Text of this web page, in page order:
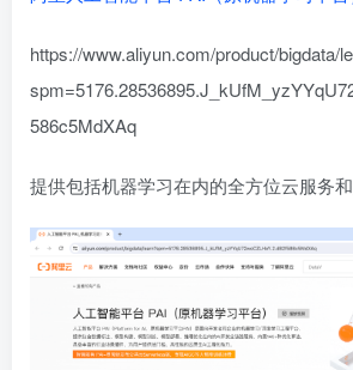
https://www.aliyun.com/product/bigdata/
586c5MdXAq
提供包括机器学习在内的全方位云服务和